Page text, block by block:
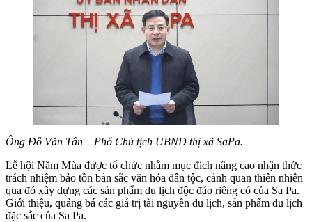
Ông Đỗ Văn Tân – Phó Chủ tịch UBND thị xã SaPa.
Lễ hội Năm Mùa được tổ chức nhằm mục đích nâng cao nhận thức
trách nhiệm bảo tồn bản sắc văn hóa dân tộc, cảnh quan thiên nhiên
qua đó xây dựng các sản phẩm du lịch độc đáo riêng có của Sa Pa.
Giới thiệu, quảng bá các giá trị tài nguyên du lịch, sản phẩm du lịch
đặc sắc của Sa Pa.